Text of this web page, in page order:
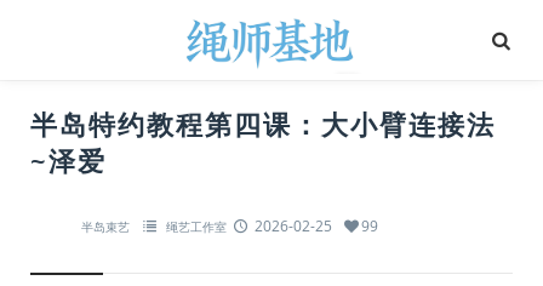
半岛特约教程第四课：大小臂连接法
~泽爱
半岛束艺 绳艺工作室 2026-02-25 99